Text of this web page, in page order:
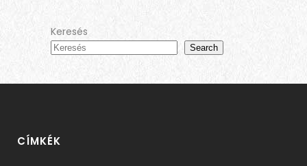
Keresés
Search
CÍMKÉK